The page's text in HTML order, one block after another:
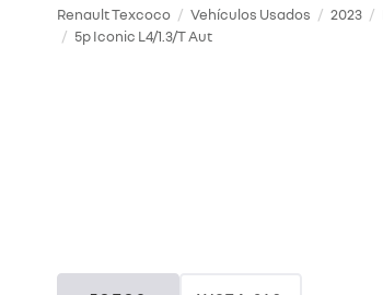
Renault Texcoco Vehículos Usados 2023
5p Iconic L4/1.3/T Aut